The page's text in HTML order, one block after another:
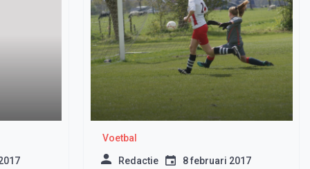
Voetbal
Redactie 8 februari 2017